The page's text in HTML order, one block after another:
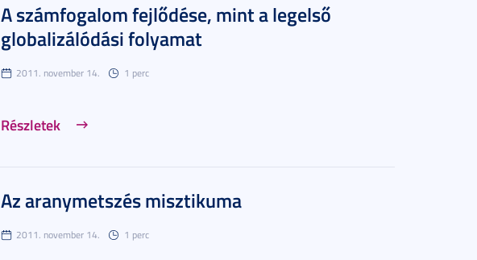
A számfogalom fejlődése, mint a legelső
globalizálódási folyamat
2011. november 14. 1 perc
Részletek
Az aranymetszés misztikuma
2011. november 14. 1 perc